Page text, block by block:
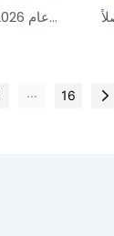
... 16